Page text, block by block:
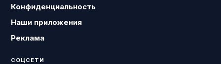
Конфиденциальность
Наши приложения
Реклама
СОЦСЕТИ